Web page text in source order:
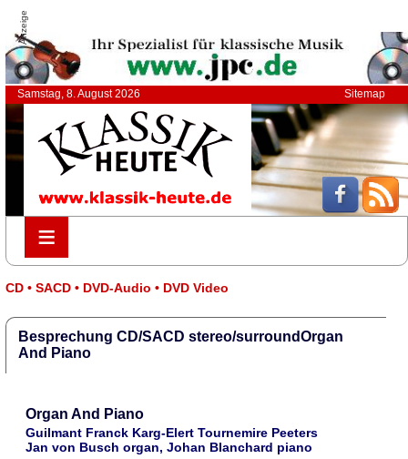
Anzeige
Samstag, 8. August 2026 Sitemap
≡
≡
CD • SACD • DVD-Audio • DVD Video
Besprechung CD/SACD stereo/surroundOrgan
And Piano
Organ And Piano
Guilmant Franck Karg-Elert Tournemire Peeters
Jan von Busch organ, Johan Blanchard piano